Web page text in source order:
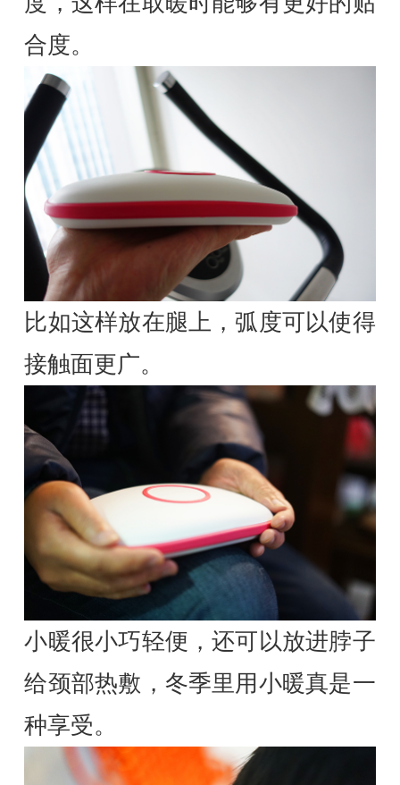
合度。
比如这样放在腿上，弧度可以使得
接触面更广。
小暖很小巧轻便，还可以放进脖子
给颈部热敷，冬季里用小暖真是一
种享受。